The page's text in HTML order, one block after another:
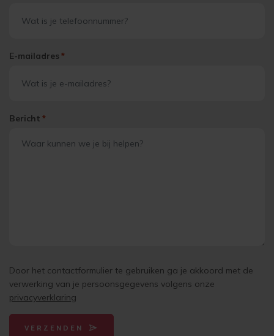
E-mailadres *
Bericht *
Door het contactformulier te gebruiken ga je akkoord met de
verwerking van je persoonsgegevens volgens onze
privacyverklaring
VERZENDEN